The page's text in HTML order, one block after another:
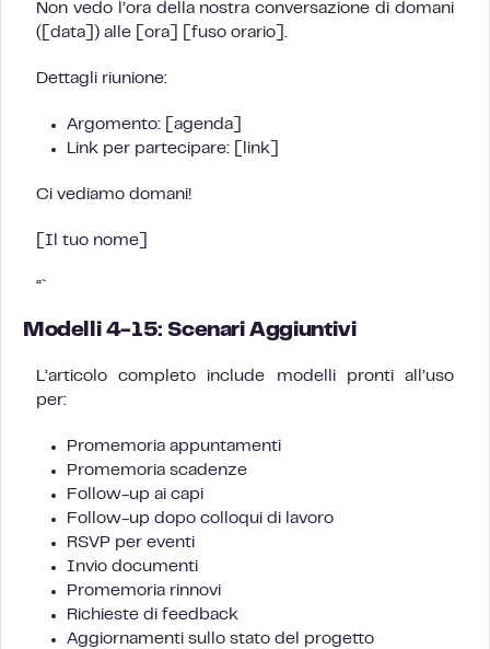
Non vedo l’ora della nostra conversazione di domani
([data]) alle [ora] [fuso orario].
Dettagli riunione:
Argomento: [agenda]
Link per partecipare: [link]
Ci vediamo domani!
[Il tuo nome]
“`
Modelli 4-15: Scenari Aggiuntivi
L’articolo completo include modelli pronti all’uso
per:
Promemoria appuntamenti
Promemoria scadenze
Follow-up ai capi
Follow-up dopo colloqui di lavoro
RSVP per eventi
Invio documenti
Promemoria rinnovi
Richieste di feedback
Aggiornamenti sullo stato del progetto